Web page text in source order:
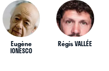
Eugène
IONESCO
Régis VALLÉE